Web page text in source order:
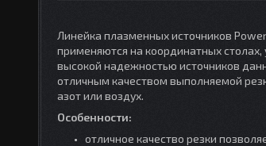
Линейка плазменных источников
применяются на координатных столах,
высокой надежностью источников
отличным качеством выполняемой
азот или воздух.
Особенности:
отличное качество резки